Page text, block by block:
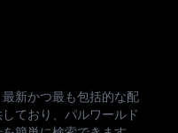
新かつ最も包括的な配
ており、パルワールド